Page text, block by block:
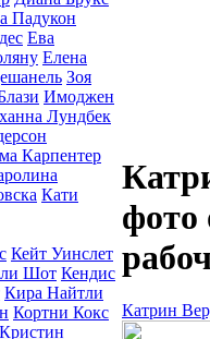
Падукон
Ева
Елена
Зоя
Имоджен
Лундбек
Карпентер
Кати
Кейт Уинслет
Шот Кендис
Кира Найтли
Кортни Кокс
Кристин
фото
Катрин